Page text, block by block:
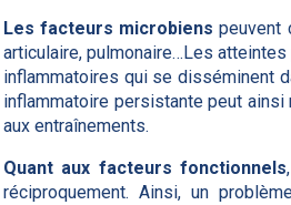
Les facteurs microbiens peuvent
articulaire, pulmonaire…Les
inflammatoires qui se disséminent
inflammatoire persistante peut
aux entraînements.
Quant aux facteurs fonctionnels
réciproquement. Ainsi, un